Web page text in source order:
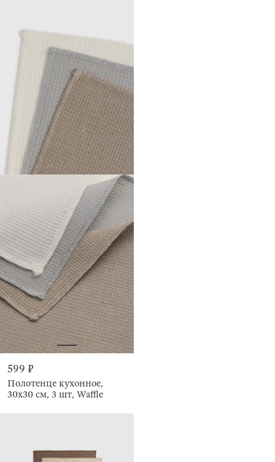
599 ₽
Полотенце кухонное,
30х30 см, 3 шт, Waffle